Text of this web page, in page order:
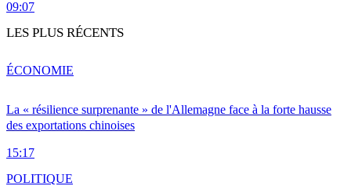
09:07
LES PLUS RÉCENTS
La « résilience surprenante » de l'Allemagne face à la forte hausse
des exportations chinoises
15:17
ÉCONOMIE
POLITIQUE